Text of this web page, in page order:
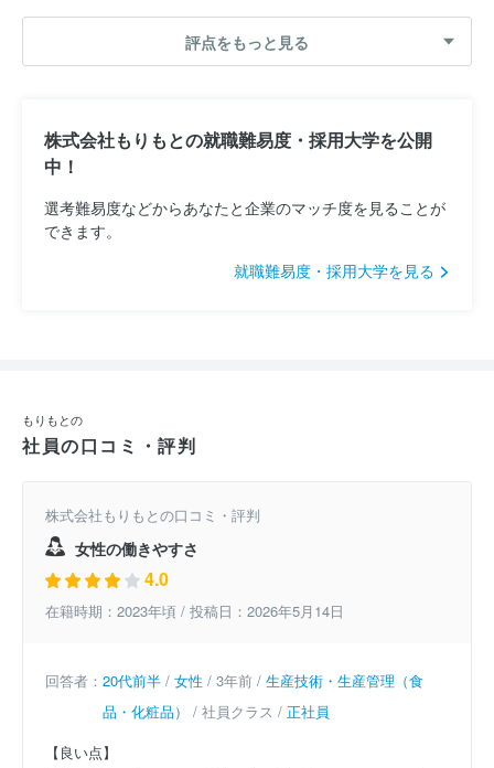
評点をもっと見る
株式会社もりもとの就職難易度・採用大学を公開
中！
選考難易度などからあなたと企業のマッチ度を見ることが
できます。
就職難易度・採用大学を見る
もりもとの
社員の口コミ・評判
株式会社もりもとの口コミ・評判
女性の働きやすさ
4.0
在籍時期：2023年頃 / 投稿日：2026年5月14日
回答者： 20代前半 / 女性 / 3年前 / 生産技術・生産管理（食
品・化粧品）
/ 社員クラス / 正社員
【良い点】